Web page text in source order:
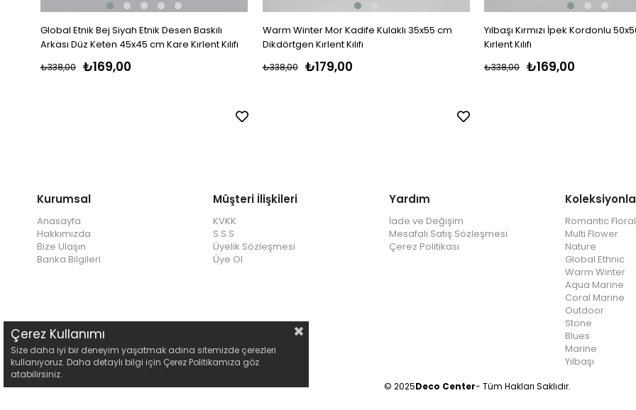
Global Etnik Bej Siyah Etnik Desen Baskılı
Arkası Düz Keten 45x45 cm Kare Kırlent Kılıfı
₺169,00
₺338,00
Warm Winter Mor Kadife Kulaklı 35x55 cm
Dikdörtgen Kırlent Kılıfı
₺179,00
₺338,00
Yılbaşı Kırmızı İpek Kordonlu
Kırlent Kılıfı
₺169,00
₺338,00
Kurumsal
Anasayfa
Hakkımızda
Bize Ulaşın
Banka Bilgileri
Müşteri İlişkileri
KVKK
S.S.S
Üyelik Sözleşmesi
Üye Ol
Yardım
İade ve Değişim
Mesafali Satış Sözleşmesi
Çerez Politikası
Romantic Floral
Multi Flower
Nature
Global Ethnic
Warm Winter
Aqua Marine
Coral Marine
Outdoor
Stone
Blues
Marine
Yılbaşı
© 2025Deco Center- Tüm Hakları Saklıdır.
Çerez Kullanımı
Size daha iyi bir deneyim yaşatmak adına sitemizde çerezleri
kullanıyoruz. Daha detaylı bilgi için Çerez Politikamıza göz
atabilirsiniz.